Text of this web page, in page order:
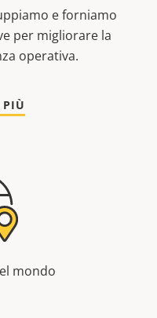
e forniamo
per migliorare la
operativa.
PIÙ
mondo